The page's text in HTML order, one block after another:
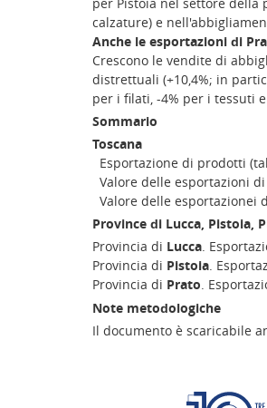
calzature) e
Anche le esportazioni di
Crescono le vendite di
distrettuali (+10,4%; in
per i filati, -4% per i tessuti
Sommario
Toscana
Esportazione di prodotti
Valore delle esportazioni
Valore delle esportazionei
Province di Lucca, Pistoia,
Provincia di Lucca.
Provincia di Pistoia.
Provincia di Prato.
Note metodologiche
Il documento è scaricabile